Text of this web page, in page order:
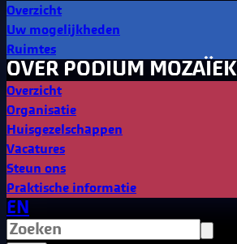
Overzicht
Uw mogelijkheden
Ruimtes
OVER PODIUM MOZAÏEK
Overzicht
Organisatie
Huisgezelschappen
Vacatures
Steun ons
Praktische informatie
EN